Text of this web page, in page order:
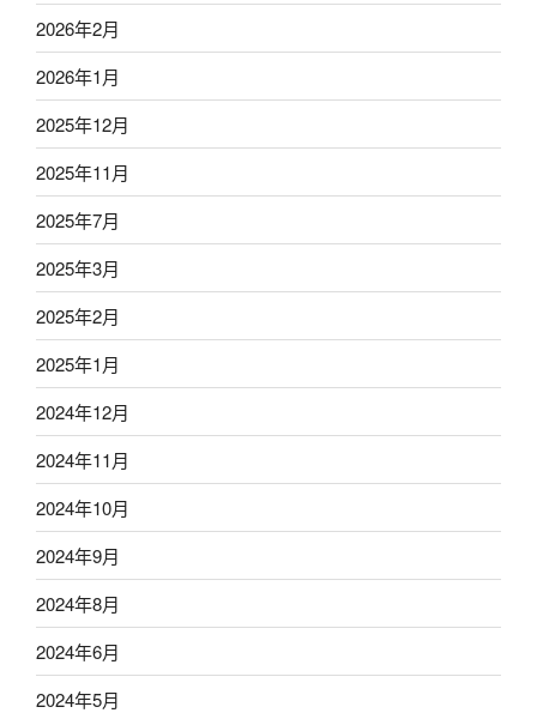
2026年2月
2026年1月
2025年12月
2025年11月
2025年7月
2025年3月
2025年2月
2025年1月
2024年12月
2024年11月
2024年10月
2024年9月
2024年8月
2024年6月
2024年5月